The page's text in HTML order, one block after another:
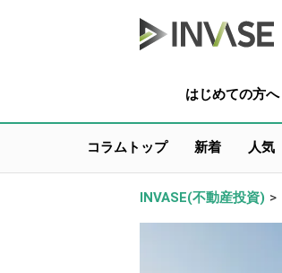
はじめての方へ
コラムトップ 新着 人気
INVASE(不動産投資) >